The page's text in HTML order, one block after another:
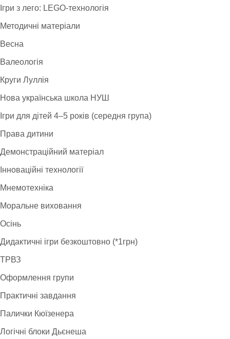
Ігри з лего: LEGO-технологія
Методичні матеріали
Весна
Валеологія
Круги Луллія
Нова українська школа НУШ
Ігри для дітей 4–5 років (середня група)
Права дитини
Демонстраційний матеріал
Інноваційні технології
Мнемотехніка
Моральне виховання
Осінь
Дидактичні ігри безкоштовно (*1грн)
ТРВЗ
Оформлення групи
Практичні завдання
Палички Кюїзенера
Логічні блоки Дьєнеша